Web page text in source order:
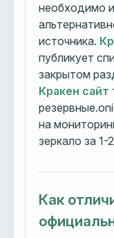
необходимо
источника.
публикует
закрытом
Кракен сайт
на
зеркало за 1-
Как